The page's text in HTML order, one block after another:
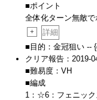
■ポイント
全体化ターン無敵で
+
詳細
■目的：金冠狙い --
クリア報告：2019-
■難易度：VH
■編成
1：☆6：フェニック